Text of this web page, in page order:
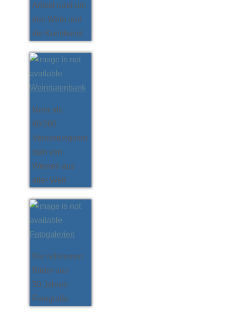
Artikel rund um
den Wein und
die Kochkunst
Weindatenbank
Mehr als
60.000
Verkostungsnot
izen von
Weinen aus
aller Welt
Fotogalerien
Die schönsten
Bilder aus
50 Jahren
Fotografie